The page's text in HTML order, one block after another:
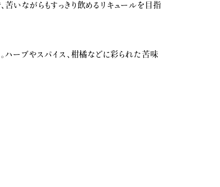
いながらもすっきり飲めるリキュールを目指
ハーブやスパイス、柑橘などに彩られた苦味